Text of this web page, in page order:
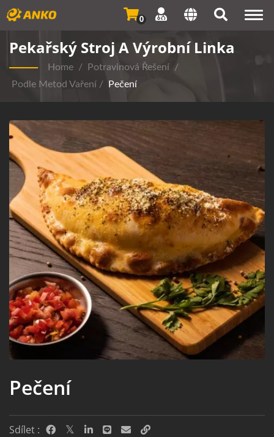
0
Pekařský Stroj A Výrobní Linka
Home / Potravinová Řešení /
Podle Metod Vaření / Pečení
Pečení
Sdílet :